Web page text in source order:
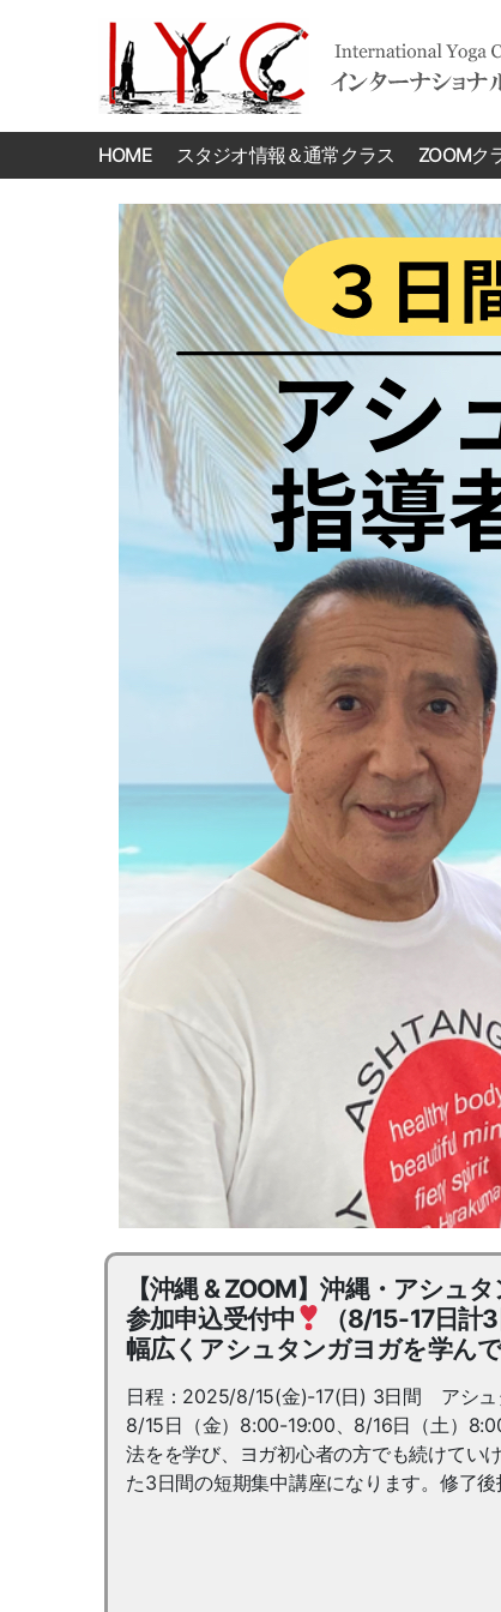
Yoga
Center
HOME スタジオ情報＆通常クラス ZOOMク
【沖縄 & ZOOM】沖縄・アシュ
参加申込受付中
（8/15-17日
幅広くアシュタンガヨガを学んで
日程：2025/8/15(金)-17(日) 3日間 アシュ
8/15日（金）8:00-19:00、8/16日（土）
法をを学び、ヨガ初心者の方でも続けてい
た3日間の短期集中講座になります。修了後